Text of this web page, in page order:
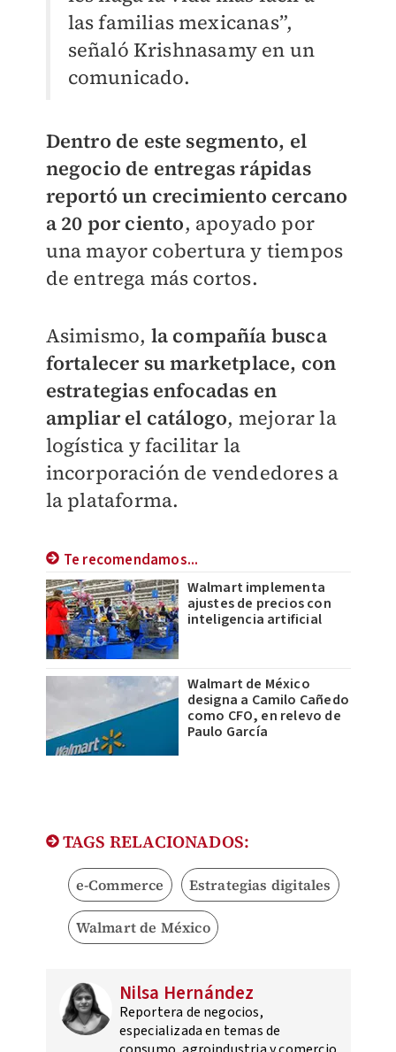
las familias mexicanas”,
señaló Krishnasamy en un
comunicado.
Dentro de este segmento, el
negocio de entregas rápidas
reportó un crecimiento cercano
a 20 por ciento, apoyado por
una mayor cobertura y tiempos
de entrega más cortos.
Asimismo, la compañía busca
fortalecer su marketplace, con
estrategias enfocadas en
ampliar el catálogo, mejorar la
logística y facilitar la
incorporación de vendedores a
la plataforma.
Te recomendamos...
Walmart implementa
ajustes de precios con
inteligencia artificial
Walmart de México
designa a Camilo Cañedo
como CFO, en relevo de
Paulo García
TAGS RELACIONADOS:
e-Commerce Estrategias digitales
Walmart de México
Nilsa Hernández
Reportera de negocios,
especializada en temas de